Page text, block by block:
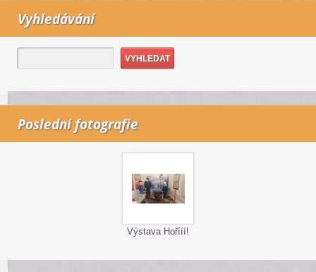
Vyhledávání
Poslední fotografie
Výstava Hořííí!